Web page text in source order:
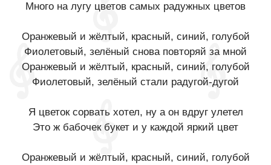
Много на лугу цветов самых радужных цветов
Оранжевый и жёлтый, красный, синий, голубой
Фиолетовый, зелёный снова повторяй за мной
Оранжевый и жёлтый, красный, синий, голубой
Фиолетовый, зелёный стали радугой-дугой
Я цветок сорвать хотел, ну а он вдруг улетел
Это ж бабочек букет и у каждой яркий цвет
Оранжевый и жёлтый, красный, синий, голубой